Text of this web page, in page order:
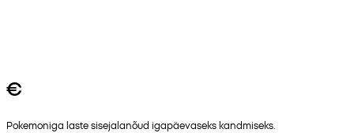
€
Pokemoniga laste sisejalanõud igapäevaseks kandmiseks.